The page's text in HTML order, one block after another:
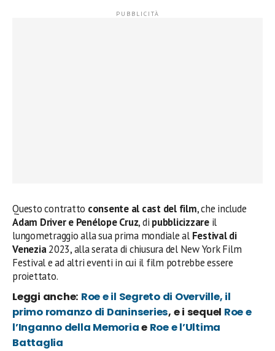
Questo contratto consente al cast del film, che include
Adam Driver e Penélope Cruz, di pubblicizzareil
lungometraggio alla sua prima mondiale al Festival di
Venezia2023, alla serata di chiusura del New York Film
Festival e ad altri eventi in cui il film potrebbe essere
proiettato.
Leggi anche: Roe e il Segreto di Overville, il
primo romanzo di Daninseries, e i sequel Roe e
l’Inganno della Memoriae Roe e l’Ultima
Battaglia